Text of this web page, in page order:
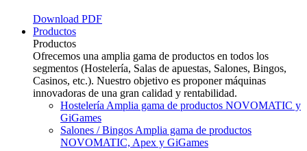
Download PDF
Productos
Productos
Ofrecemos una amplia gama de productos en todos los
segmentos (Hostelería, Salas de apuestas, Salones, Bingos,
Casinos, etc.). Nuestro objetivo es proponer máquinas
innovadoras de una gran calidad y rentabilidad.
Hostelería Amplia gama de productos NOVOMATIC y
GiGames
Salones / Bingos Amplia gama de productos
NOVOMATIC, Apex y GiGames